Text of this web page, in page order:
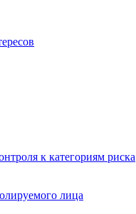
к категориям риска
лица